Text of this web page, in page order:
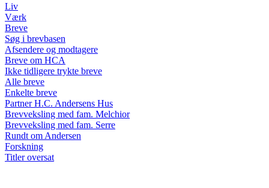
Liv
Værk
Breve
Søg i brevbasen
Afsendere og modtagere
Breve om HCA
Ikke tidligere trykte breve
Alle breve
Enkelte breve
Partner H.C. Andersens Hus
Brevveksling med fam. Melchior
Brevveksling med fam. Serre
Rundt om Andersen
Forskning
Titler oversat